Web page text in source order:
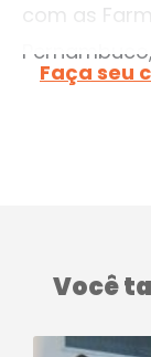
com as
Faça seu
Você